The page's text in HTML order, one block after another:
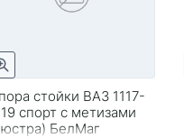
стойки ВАЗ 1117-
спорт с метизами
БелМаг